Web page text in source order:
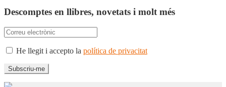
Descomptes en llibres, novetats i molt més
He llegit i accepto la política de privacitat